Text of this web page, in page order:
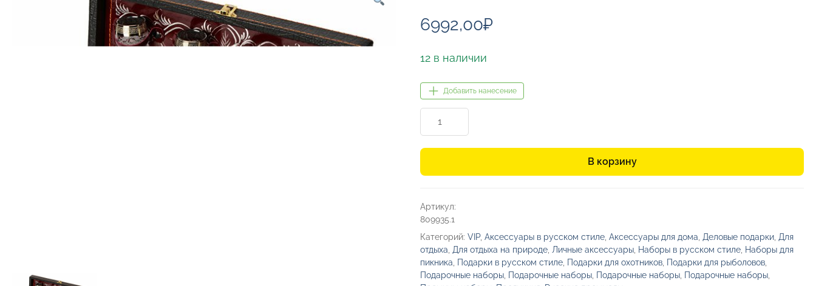
6992,00₽
12 в наличии
Добавить нанесение
товара
Набор
В корзину
Артикул:
809935.1
Категорий: VIP, Аксессуары в русском стиле Аксессуары для дома Деловые подарки Для
отдыха Для отдыха на природе Личные аксессуары Наборы в русском стиле Наборы для
пикника
Подарки в русском стиле Подарки для охотников Подарки для рыболовов
Подарочные наборы Подарочные наборы Подарочные наборы Подарочные наборы